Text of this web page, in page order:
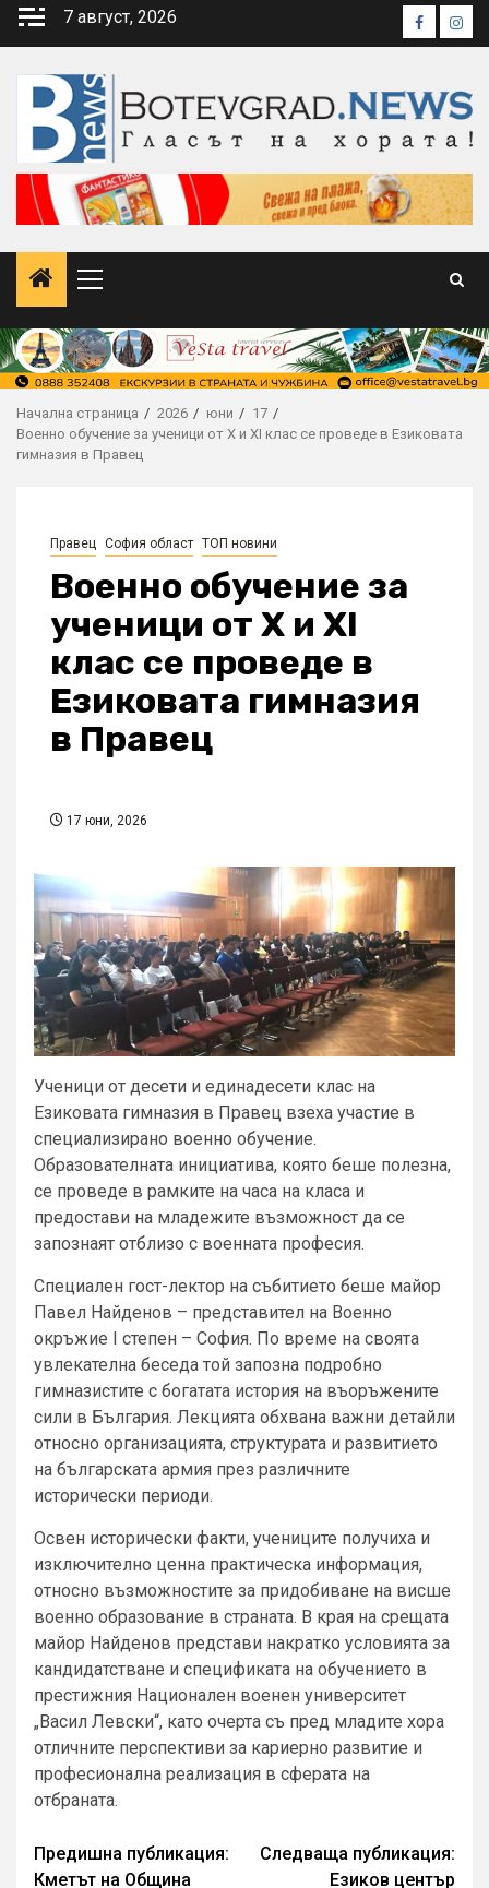
Skip
7 август, 2026 Facebook
Primary
Начална страница 2026 юни
17
Военно обучение за ученици от X и XI клас се проведе в Езиковата
гимназия в Правец
Правец София област ТОП новини
Военно обучение за
ученици от X и XI
клас се проведе в
Езиковата гимназия
в Правец
17 юни, 2026
Ученици от десети и единадесети клас на
Езиковата гимназия в Правец взеха участие в
специализирано военно обучение.
Образователната инициатива, която беше полезна,
се проведе в рамките на часа на класа и
предостави на младежите възможност да се
запознаят отблизо с военната професия.
Специален гост-лектор на събитието беше майор
Павел Найденов – представител на Военно
окръжие I степен – София. По време на своята
увлекателна беседа той запозна подробно
гимназистите с богатата история на въоръжените
сили в България. Лекцията обхвана важни детайли
относно организацията, структурата и развитието
на българската армия през различните
исторически периоди.
Освен исторически факти, учениците получиха и
изключително ценна практическа информация,
относно възможностите за придобиване на висше
военно образование в страната. В края на срещата
майор Найденов представи накратко условията за
кандидатстване и спецификата на обучението в
престижния Национален военен университет
„Васил Левски“, като очерта съ пред младите хора
отличните перспективи за кариерно развитие и
професионална реализация в сферата на
отбраната.
Continue
Предишна публикация:
Кметът на Община
Следваща публикация:
Езиков център